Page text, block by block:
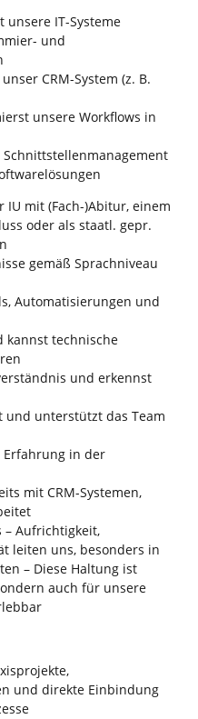
IT-Systeme
und
CRM-System (z. B.
unsere Workflows in
mit (Fach-)Abitur, einem
oder als staatl. gepr.
gemäß Sprachniveau
Automatisierungen und
kannst technische
und erkennst
und unterstützt das Team
Erfahrung in der
mit CRM-Systemen,
– Aufrichtigkeit,
leiten uns, besonders in
– Diese Haltung ist
auch für unsere
und direkte Einbindung